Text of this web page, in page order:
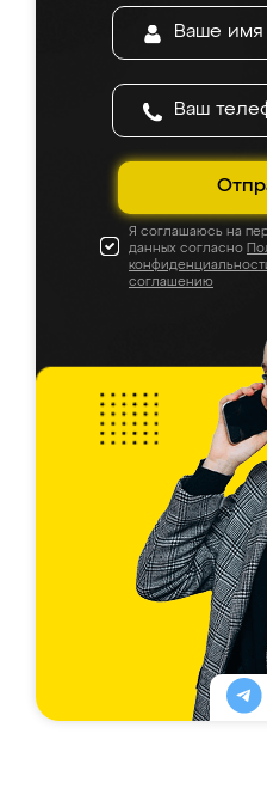
Я соглашаюсь на
данных согласно
соглашению